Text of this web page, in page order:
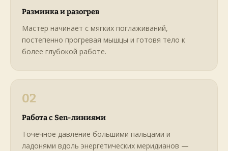
Разминка и разогрев
Мастер начинает с мягких поглаживаний,
постепенно прогревая мышцы и готовя тело к
более глубокой работе.
02
Работа с Sen-линиями
Точечное давление большими пальцами и
ладонями вдоль энергетических меридианов —